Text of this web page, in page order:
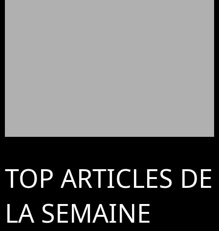
TOP ARTICLES DE
LA SEMAINE